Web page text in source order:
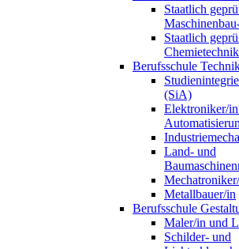
Staatlich
Staatlich
Berufsschule
(SiA)
Elektroniker/
Land- und
Metallbauer/in
Berufsschule
Maler/in und
Schilder- und